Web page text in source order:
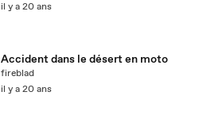
il y a 20 ans
Accident dans le désert en moto
fireblad
il y a 20 ans